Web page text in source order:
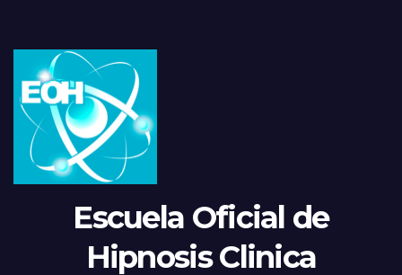
Escuela Oficial de
Hipnosis Clinica